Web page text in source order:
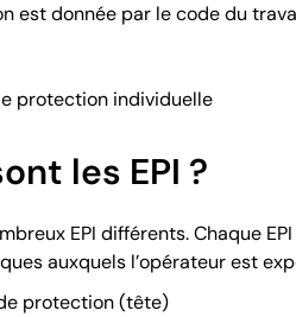
est donnée par le code du
protection individuelle
les EPI ?
EPI différents. Chaque
auxquels l’opérateur est
protection (tête)